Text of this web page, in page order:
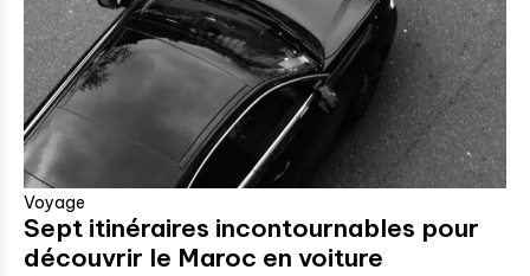
Voyage
Sept itinéraires incontournables pour
découvrir le Maroc en voiture